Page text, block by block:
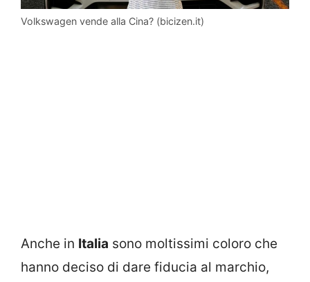
Volkswagen vende alla Cina? (bicizen.it)
Anche in Italia sono moltissimi coloro che
hanno deciso di dare fiducia al marchio,